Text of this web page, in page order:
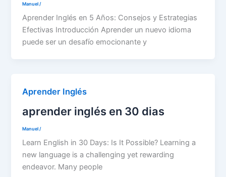
Manuel/
Aprender Inglés en 5 Años: Consejos y Estrategias
Efectivas Introducción Aprender un nuevo idioma
puede ser un desafío emocionante y
Aprender Inglés
aprender inglés en 30 dias
Manuel/
Learn English in 30 Days: Is It Possible? Learning a
new language is a challenging yet rewarding
endeavor. Many people